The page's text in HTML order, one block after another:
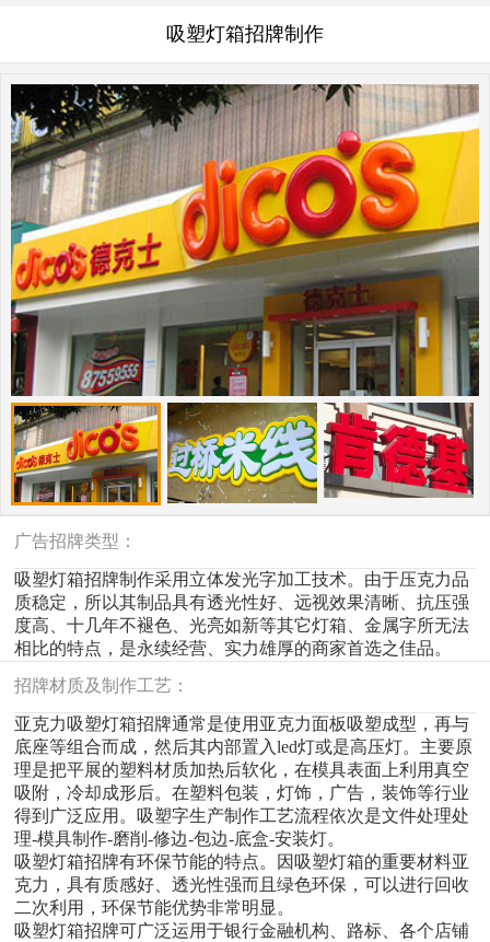
吸塑灯箱招牌制作
广告招牌类型：
吸塑灯箱招牌制作采用立体发光字加工技术。由于压克力品
质稳定，所以其制品具有透光性好、远视效果清晰、抗压强
度高、十几年不褪色、光亮如新等其它灯箱、金属字所无法
相比的特点，是永续经营、实力雄厚的商家首选之佳品。
招牌材质及制作工艺：
亚克力吸塑灯箱招牌通常是使用亚克力面板吸塑成型，再与
底座等组合而成，然后其内部置入led灯或是高压灯。主要原
理是把平展的塑料材质加热后软化，在模具表面上利用真空
吸附，冷却成形后。在塑料包装，灯饰，广告，装饰等行业
得到广泛应用。吸塑字生产制作工艺流程依次是文件处理处
理-模具制作-磨削-修边-包边-底盒-安装灯。
吸塑灯箱招牌有环保节能的特点。因吸塑灯箱的重要材料亚
克力，具有质感好、透光性强而且绿色环保，可以进行回收
二次利用，环保节能优势非常明显。
吸塑灯箱招牌可广泛运用于银行金融机构、路标、各个店铺